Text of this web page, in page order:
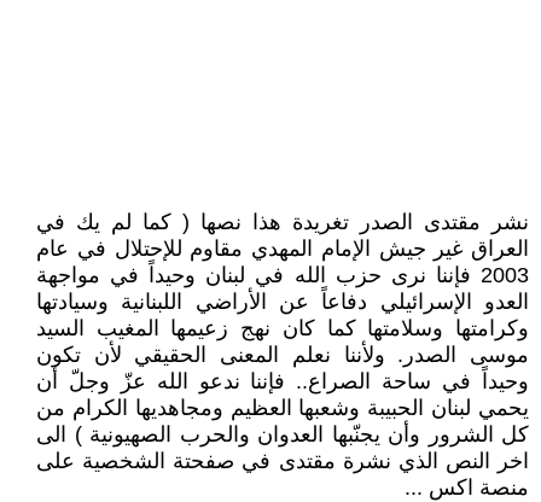
نشر مقتدى الصدر تغريدة هذا نصها ( كما لم يك في
العراق غير جيش الإمام المهدي مقاوم للإحتلال في عام
2003 فإننا نرى حزب الله في لبنان وحيداً في مواجهة
العدو الإسرائيلي دفاعاً عن الأراضي اللبنانية وسيادتها
وكرامتها وسلامتها كما كان نهج زعيمها المغيب السيد
موسى الصدر. ولأننا نعلم المعنى الحقيقي لأن تكون
وحيداً في ساحة الصراع.. فإننا ندعو الله عزّ وجلّ أن
يحمي لبنان الحبيبة وشعبها العظيم ومجاهديها الكرام من
كل الشرور وأن يجنّبها العدوان والحرب الصهيونية ) الى
اخر النص الذي نشرة مقتدى في صفحتة الشخصية على
منصة اكس ...